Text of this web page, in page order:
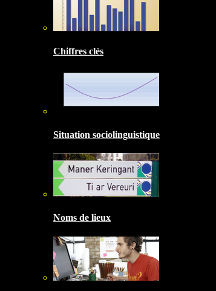
Chiffres clés
Situation sociolinguistique
Noms de lieux